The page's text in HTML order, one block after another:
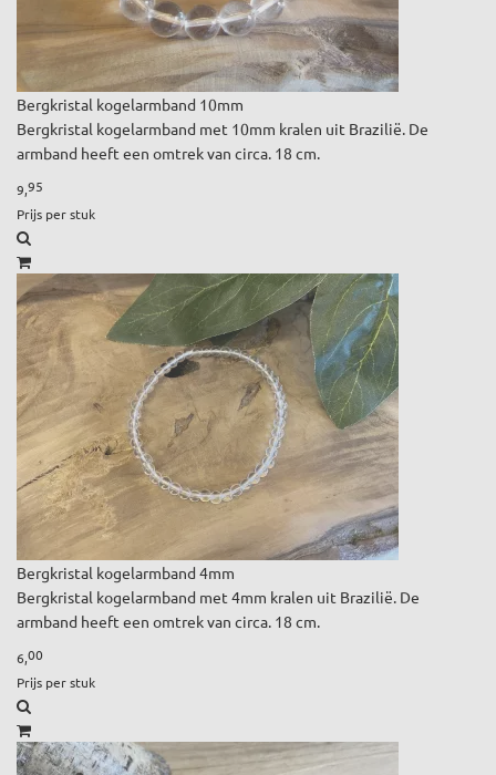
Bergkristal kogelarmband 10mm
Bergkristal kogelarmband met 10mm kralen uit Brazilië. De
armband heeft een omtrek van circa. 18 cm.
9,95
Prijs per stuk
Bergkristal kogelarmband 4mm
Bergkristal kogelarmband met 4mm kralen uit Brazilië. De
armband heeft een omtrek van circa. 18 cm.
6,00
Prijs per stuk